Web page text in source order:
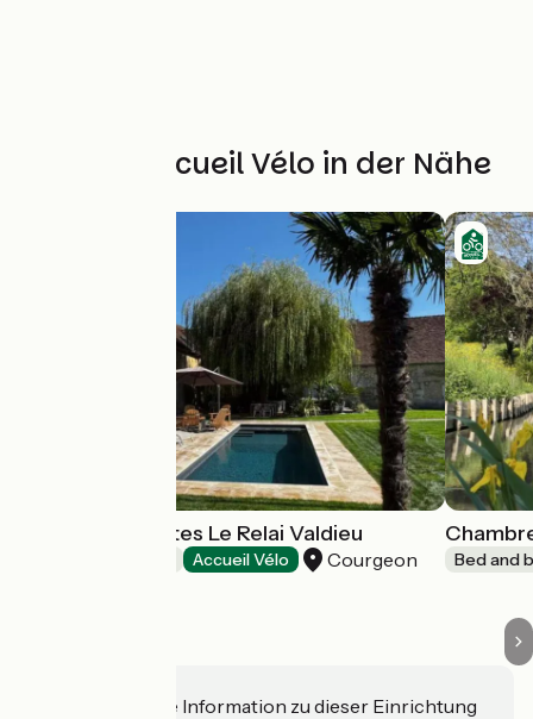
Weitere Accueil Vélo in der Nähe
Chambres d'hôtes Le Relai Valdieu
Accueil Vélo Courgeon Bed and
Haben Sie eine Information zu dieser Einrichtung